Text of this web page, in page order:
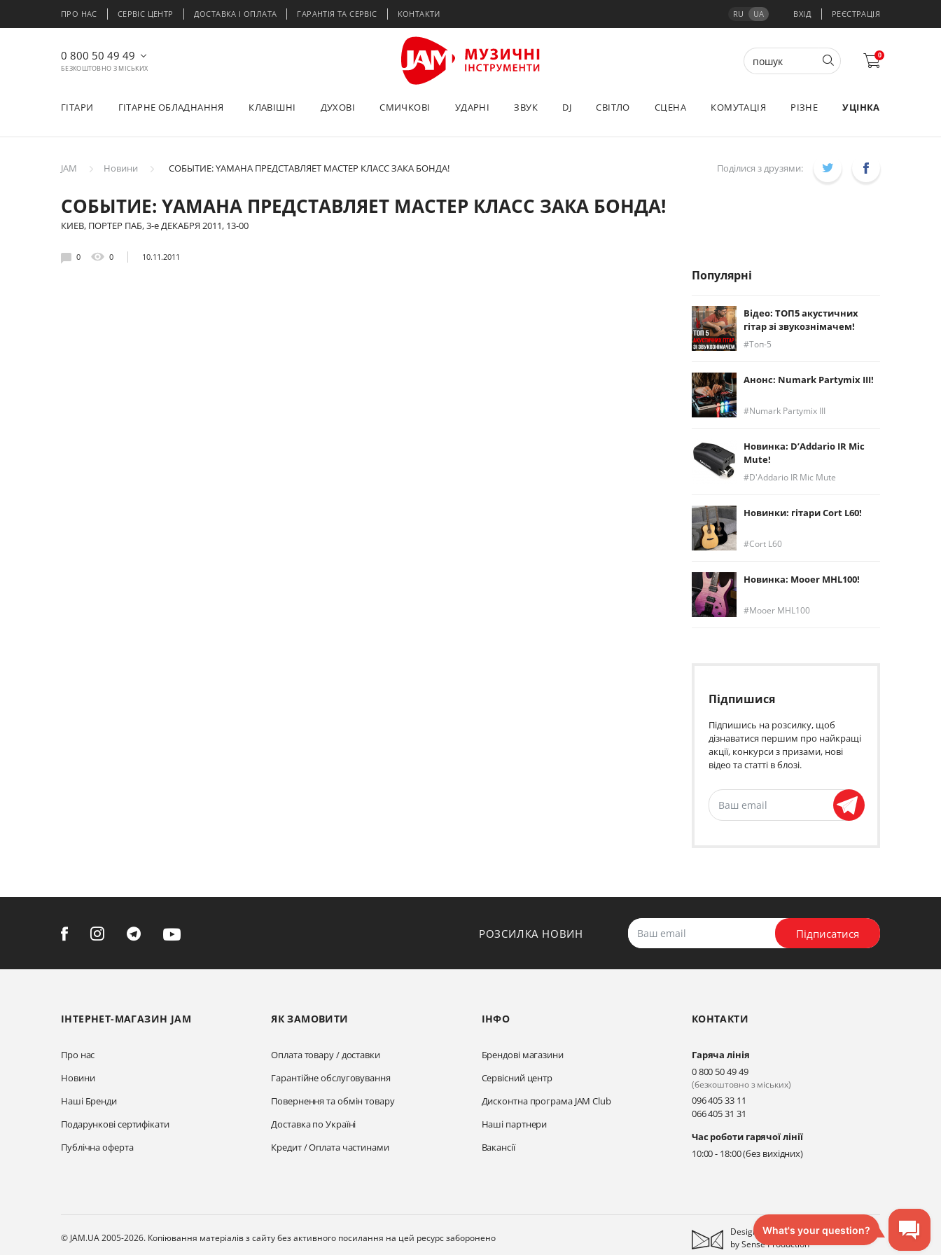
ПРО НАС СЕРВІС ЦЕНТР ДОСТАВКА І ОПЛАТА ГАРАНТІЯ ТА СЕРВІС КОНТАКТИ RU UA ВХІД РЕЄСТРАЦІЯ
0 800 50 49 49
БЕЗКОШТОВНО З МІСЬКИХ
0
ГІТАРИ ГІТАРНЕ ОБЛАДНАННЯ КЛАВІШНІ ДУХОВІ СМИЧКОВІ УДАРНІ ЗВУК DJ СВІТЛО СЦЕНА КОМУТАЦІЯ РІЗНЕ УЦІНКА
JAM Новини СОБЫТИЕ: YAMAHA ПРЕДСТАВЛЯЕТ МАСТЕР КЛАСС ЗАКА БОНДА!
СОБЫТИЕ: YAMAHA ПРЕДСТАВЛЯЕТ МАСТЕР КЛАСС ЗАКА БОНДА!
КИЕВ, ПОРТЕР ПАБ, 3-е ДЕКАБРЯ 2011, 13-00
0 0 10.11.2011
Поділися з друзями:
Популярні
Відео: ТОП5 акустичних
гітар зі звукознімачем!
Топ-5
Анонс: Numark Partymix III!
Numark Partymix III
Новинка: D’Addario IR Mic
Mute!
D'Addario IR Mic Mute
Новинки: гітари Cort L60!
Cort L60
Новинка: Mooer MHL100!
Mooer MHL100
Підпишися
Підпишись на розсилку, щоб
дізнаватися першим про найкращі
акції, конкурси з призами, нові
відео та статті в блозі.
РОЗСИЛКА НОВИН Підписатися
ІНТЕРНЕТ-МАГАЗИН JAM
Про нас
Новини
Наші Бренди
Подарункові сертифікати
Публічна оферта
ЯК ЗАМОВИТИ
Оплата товару / доставки
Гарантійне обслуговування
Повернення та обмін товару
Доставка по Україні
Кредит / Оплата частинами
ІНФО
Брендові магазини
Сервісний центр
Дисконтна програма JAM Club
Наші партнери
Вакансії
КОНТАКТИ
Гаряча лінія
0 800 50 49 49
(безкоштовно з міських)
096 405 33 11
066 405 31 31
Час роботи гарячої лінії
10:00 - 18:00 (без вихідних)
© JAM.UA 2005-2026. Копіювання матеріалів з сайту без активного посилання на цей ресурс заборонено
Designed
bySense Production